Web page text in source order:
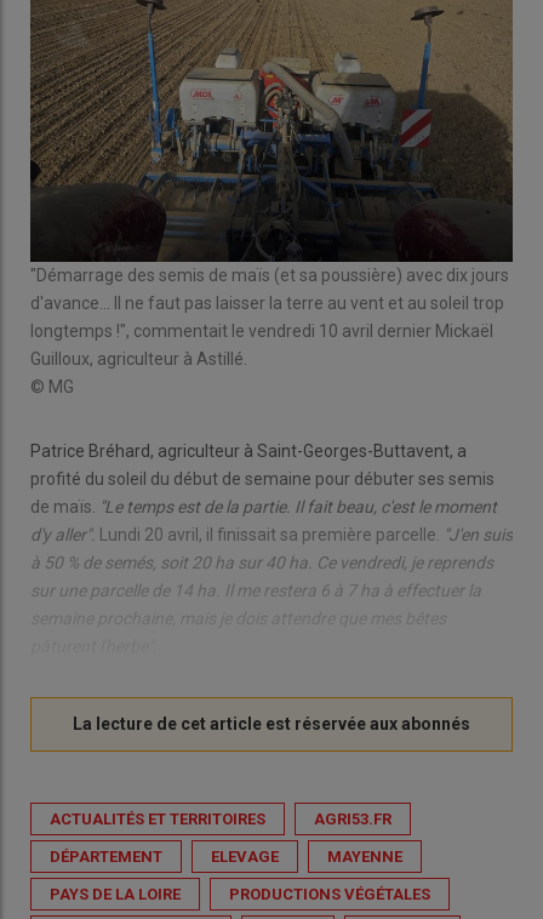
"Démarrage des semis de maïs (et sa poussière) avec dix jours
d'avance... Il ne faut pas laisser la terre au vent et au soleil trop
longtemps !", commentait le vendredi 10 avril dernier Mickaël
Guilloux, agriculteur à Astillé.
© MG
Patrice Bréhard, agriculteur à Saint-Georges-Buttavent, a
profité du soleil du début de semaine pour débuter ses semis
de maïs. "Le temps est de la partie. Il fait beau, c'est le moment
d'y aller". Lundi 20 avril, il finissait sa première parcelle. "J'en suis
à 50 % de semés, soit 20 ha sur 40 ha. Ce vendredi, je reprends
sur une parcelle de 14 ha. Il me restera 6 à 7 ha à effectuer la
ACTUALITÉS ET TERRITOIRES AGRI53.FR
DÉPARTEMENT ELEVAGE MAYENNE
PAYS DE LA LOIRE PRODUCTIONS VÉGÉTALES